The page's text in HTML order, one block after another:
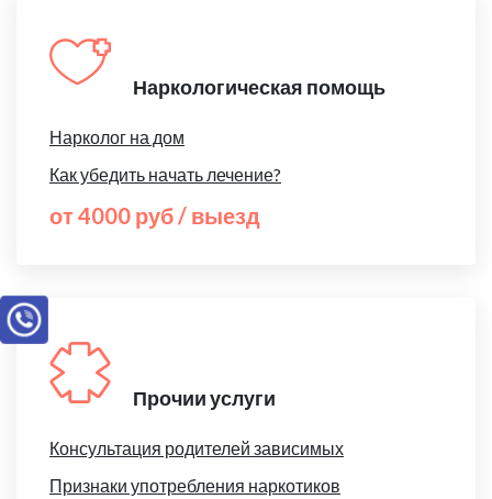
Наркологическая помощь
Нарколог на дом
Как убедить начать лечение?
от 4000 руб / выезд
Прочии услуги
Консультация родителей зависимых
Признаки употребления наркотиков